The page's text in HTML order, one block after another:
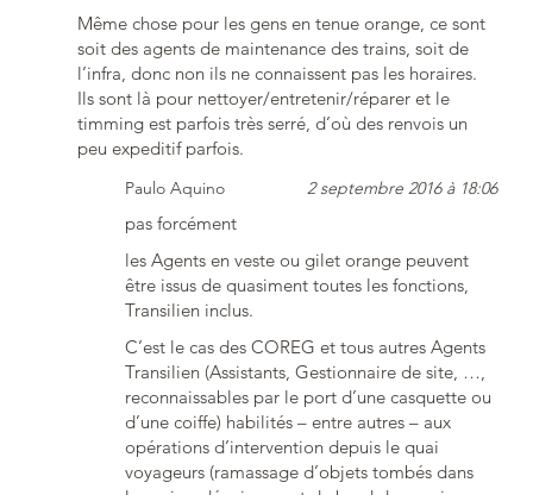
Même chose pour les gens en tenue orange, ce sont
soit des agents de maintenance des trains, soit de
l’infra, donc non ils ne connaissent pas les horaires.
Ils sont là pour nettoyer/entretenir/réparer et le
timming est parfois très serré, d’où des renvois un
peu expeditif parfois.
Paulo Aquino 2 septembre 2016 à 18:06
pas forcément
les Agents en veste ou gilet orange peuvent
être issus de quasiment toutes les fonctions,
Transilien inclus.
C’est le cas des COREG et tous autres Agents
Transilien (Assistants, Gestionnaire de site, …,
reconnaissables par le port d’une casquette ou
d’une coiffe) habilités – entre autres – aux
opérations d’intervention depuis le quai
voyageurs (ramassage d’objets tombés dans